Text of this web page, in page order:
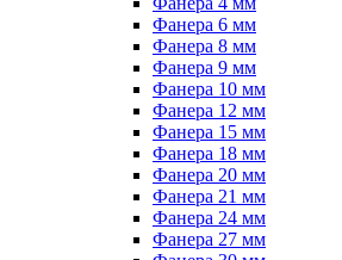
Фанера 6 мм
Фанера 8 мм
Фанера 9 мм
Фанера 10 мм
Фанера 12 мм
Фанера 15 мм
Фанера 18 мм
Фанера 20 мм
Фанера 21 мм
Фанера 24 мм
Фанера 27 мм